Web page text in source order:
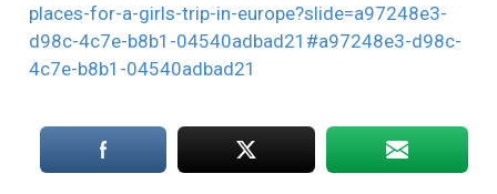
places-for-a-girls-trip-in-europe?slide=a97248e3-
d98c-4c7e-b8b1-04540adbad21#a97248e3-d98c-
4c7e-b8b1-04540adbad21